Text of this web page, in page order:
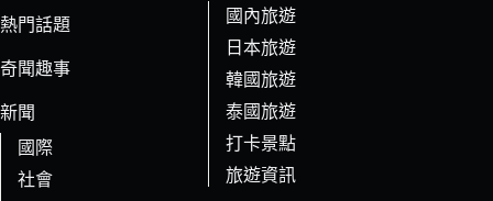
的
果
熱門話題
奇聞趣事
新聞
國際
社會
國內旅遊
日本旅遊
韓國旅遊
泰國旅遊
打卡景點
旅遊資訊